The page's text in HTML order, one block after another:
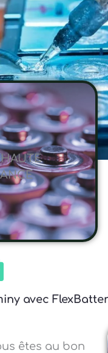
avec
êtes au bon